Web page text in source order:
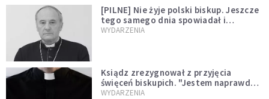
[PILNE] Nie żyje polski biskup. Jeszcze
tego samego dnia spowiadał i
sprawował Mszę świętą
WYDARZENIA
Ksiądz zrezygnował z przyjęcia
święceń biskupich. "Jestem naprawdę
niegodny"
WYDARZENIA